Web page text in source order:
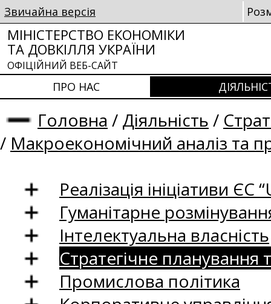
Звичайна версія
МІНІСТЕРСТВО ЕКОНОМІКИ
ТА ДОВКІЛЛЯ УКРАЇНИ
ОФІЦІЙНИЙ ВЕБ-САЙТ
ПРО НАС
Головна / Діяльність /
/ Макроекономічний аналіз та
Реалізація ініціативи ЄС
Гуманітарне
Інтелектуальна власність
Стратегічне
Промислова політика